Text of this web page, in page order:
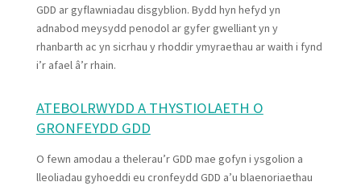
GDD ar gyflawniadau disgyblion. Bydd hyn hefyd yn
adnabod meysydd penodol ar gyfer gwelliant yn y
rhanbarth ac yn sicrhau y rhoddir ymyraethau ar waith i fynd
i’r afael â’r rhain.
ATEBOLRWYDD A THYSTIOLAETH O
GRONFEYDD GDD
O fewn amodau a thelerau’r GDD mae gofyn i ysgolion a
lleoliadau gyhoeddi eu cronfeydd GDD a’u blaenoriaethau